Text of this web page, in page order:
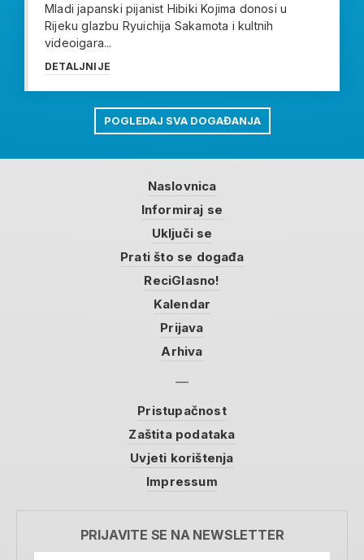
Mladi japanski pijanist Hibiki Kojima donosi u
Rijeku glazbu Ryuichija Sakamota i kultnih
videoigara...
DETALJNIJE
POGLEDAJ SVA DOGAĐANJA
Naslovnica
Informiraj se
Uključi se
Prati što se događa
ReciGlasno!
Kalendar
Prijava
Arhiva
Pristupačnost
Zaštita podataka
Uvjeti korištenja
Impressum
PRIJAVITE SE NA NEWSLETTER